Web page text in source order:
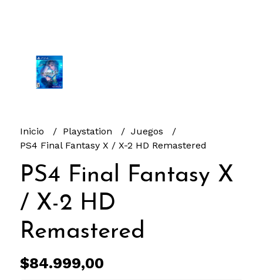
Inicio Playstation
Juegos
PS4 Final Fantasy X / X-2 HD Remastered
PS4 Final Fantasy X
/ X-2 HD
Remastered
$84.999,00